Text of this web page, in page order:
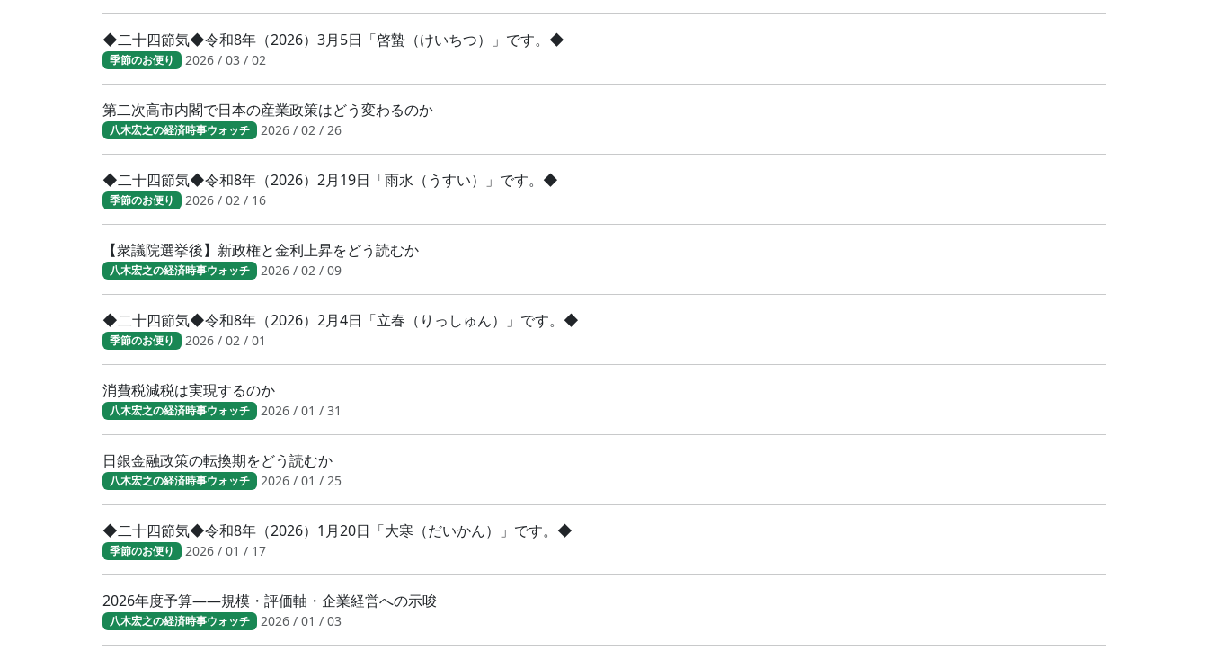
◆二十四節気◆令和8年（2026）3月5日「啓蟄（けいちつ）」です。◆
季節のお便り 2026 / 03 / 02
第二次高市内閣で日本の産業政策はどう変わるのか
八木宏之の経済時事ウォッチ 2026 / 02 / 26
◆二十四節気◆令和8年（2026）2月19日「雨水（うすい）」です。◆
季節のお便り 2026 / 02 / 16
【衆議院選挙後】新政権と金利上昇をどう読むか
八木宏之の経済時事ウォッチ 2026 / 02 / 09
◆二十四節気◆令和8年（2026）2月4日「立春（りっしゅん）」です。◆
季節のお便り 2026 / 02 / 01
消費税減税は実現するのか
八木宏之の経済時事ウォッチ 2026 / 01 / 31
日銀金融政策の転換期をどう読むか
八木宏之の経済時事ウォッチ 2026 / 01 / 25
◆二十四節気◆令和8年（2026）1月20日「大寒（だいかん）」です。◆
季節のお便り 2026 / 01 / 17
2026年度予算――規模・評価軸・企業経営への示唆
八木宏之の経済時事ウォッチ 2026 / 01 / 03